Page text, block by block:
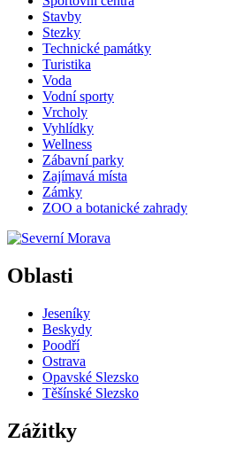
Stavby
Stezky
Technické památky
Turistika
Voda
Vodní sporty
Vrcholy
Vyhlídky
Wellness
Zábavní parky
Zajímavá místa
Zámky
ZOO a botanické zahrady
Oblasti
Jeseníky
Beskydy
Poodří
Ostrava
Opavské Slezsko
Těšínské Slezsko
Zážitky